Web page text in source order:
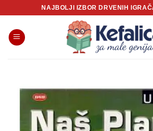
content
NAJBOLJI IZBOR DRVENIH